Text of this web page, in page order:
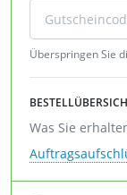
Überspringen Sie
Was Sie